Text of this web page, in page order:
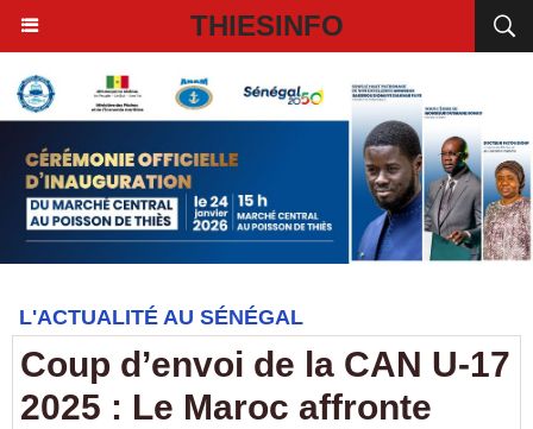
THIESINFO
L'ACTUALITÉ AU SÉNÉGAL
Coup d’envoi de la CAN U-17
2025 : Le Maroc affronte